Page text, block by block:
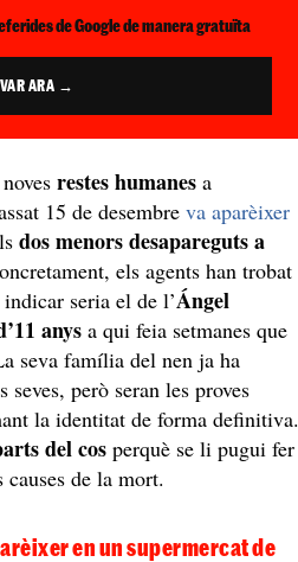
de Google de manera gratuïta
ARA →
restes humanes a
15 de desembreva aparèixer
dos menors desapareguts a
els agents han trobat
seria el de l’Ángel
anys a qui feia setmanes que
seva família del nen ja ha
però seran les proves
la identitat de forma definitiva.
del cos perquè se li pugui fer
de la mort.
en un supermercat de